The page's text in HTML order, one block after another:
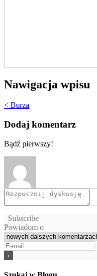
Nawigacja wpisu
< Burza
Dodaj komentarz
Bądź pierwszy!
Subscribe
Powiadom o